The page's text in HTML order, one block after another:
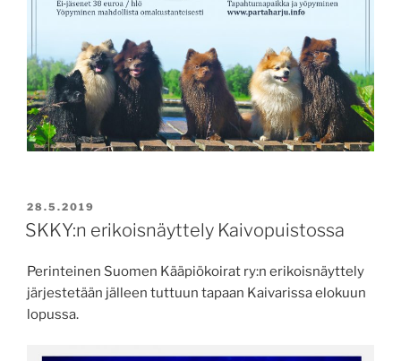
JULKAISTU
28.5.2019
SKKY:n erikoisnäyttely Kaivopuistossa
Perinteinen Suomen Kääpiökoirat ry:n erikoisnäyttely
järjestetään jälleen tuttuun tapaan Kaivarissa elokuun
lopussa.